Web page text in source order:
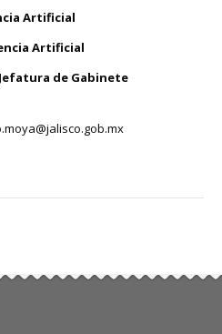
Artificial
Artificial
Jefatura de Gabinete
MOYA SÁNCHEZ